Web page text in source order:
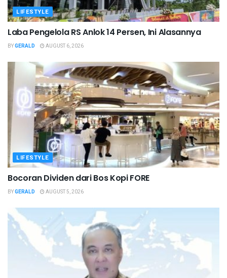
LIFESTYLE
Laba Pengelola RS Anlok 14 Persen, Ini Alasannya
BYGERALD AUGUST 6, 2026
LIFESTYLE
Bocoran Dividen dari Bos Kopi FORE
BYGERALD AUGUST 5, 2026